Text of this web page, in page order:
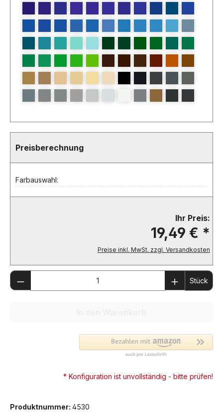
Preisberechnung
Farbauswahl:
Ihr Preis:
19,49 € *
Preise inkl. MwSt. zzgl. Versandkosten
Produkt Anzahl: Gib den gewünschten
Stück
* Konfiguration ist unvollständig - bitte prüfen!
Produktnummer: 4530